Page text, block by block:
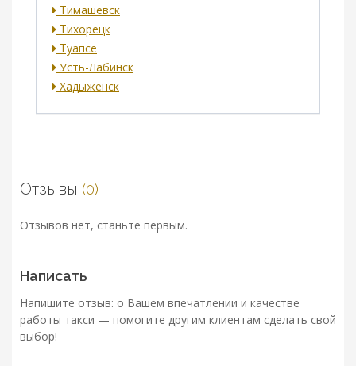
Тимашевск
Тихорецк
Туапсе
Усть-Лабинск
Хадыженск
Отзывы (0)
Отзывов нет, станьте первым.
Написать
Напишите отзыв: о Вашем впечатлении и качестве
работы такси — помогите другим клиентам сделать свой
выбор!